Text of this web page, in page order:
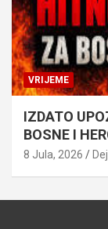
VRIJEME
IZDATO
BOSNE I
8 Jula, 2026